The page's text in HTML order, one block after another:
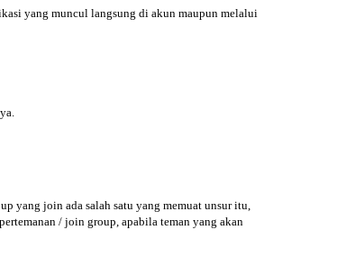
yang muncul langsung di akun maupun melalui
yang join ada salah satu yang memuat unsur itu,
/ join group, apabila teman yang akan